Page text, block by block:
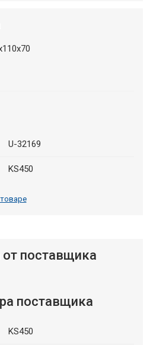
U-32169
KS450
от поставщика
поставщика
KS450